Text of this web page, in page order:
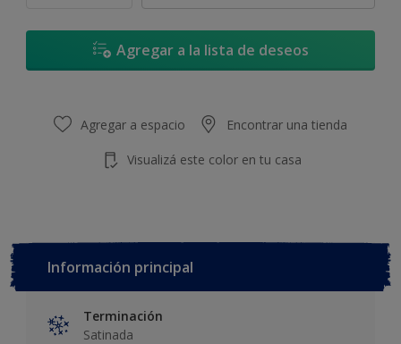
Agregar a la lista de deseos
Agregar a espacio Encontrar una tienda
Visualizá este color en tu casa
Información principal
Terminación
Satinada